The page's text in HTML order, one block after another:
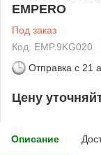
EMPERO
Под заказ
Код: EMP.9KG020
Отправка с 21
Цену
Описание